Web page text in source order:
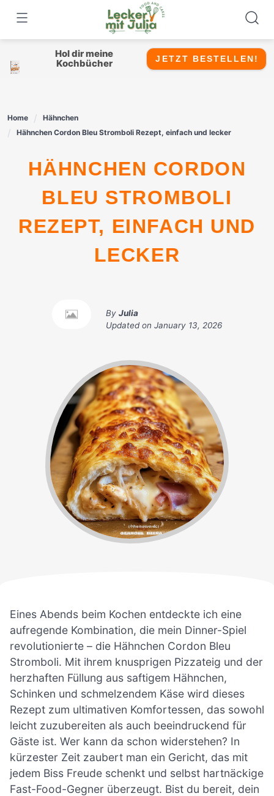
content
Hol dir meine
Kochbücher
JETZT BESTELLEN!
Home
Hähnchen
Hähnchen Cordon Bleu Stromboli Rezept, einfach und lecker
HÄHNCHEN CORDON
BLEU STROMBOLI
REZEPT, EINFACH UND
LECKER
By Julia
Updated on January 13, 2026
Eines Abends beim Kochen entdeckte ich eine
aufregende Kombination, die mein Dinner-Spiel
revolutionierte – die Hähnchen Cordon Bleu
Stromboli. Mit ihrem knusprigen Pizzateig und der
herzhaften Füllung aus saftigem Hähnchen,
Schinken und schmelzendem Käse wird dieses
Rezept zum ultimativen Komfortessen, das sowohl
leicht zuzubereiten als auch beeindruckend für
Gäste ist. Wer kann da schon widerstehen? In
kürzester Zeit zaubert man ein Gericht, das mit
jedem Biss Freude schenkt und selbst hartnäckige
Fast-Food-Gegner überzeugt. Bist du bereit, dein